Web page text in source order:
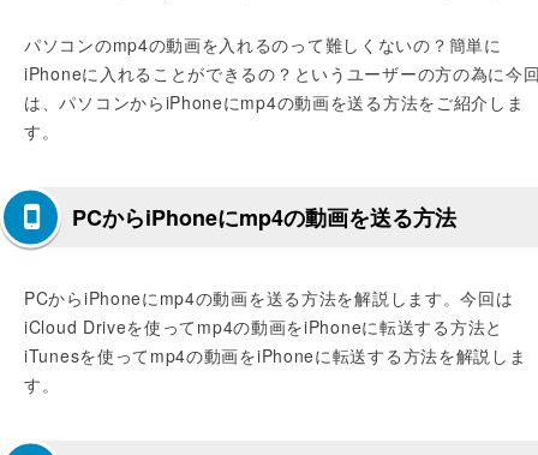
パソコンのmp4の動画を入れるのって難しくないの？簡単に
iPhoneに入れることができるの？というユーザーの方の為に今
は、パソコンからiPhoneにmp4の動画を送る方法をご紹介しま
す。
PCからiPhoneにmp4の動画を送る方法
PCからiPhoneにmp4の動画を送る方法を解説します。今回は
iCloud Driveを使ってmp4の動画をiPhoneに転送する方法と
iTunesを使ってmp4の動画をiPhoneに転送する方法を解説しま
す。